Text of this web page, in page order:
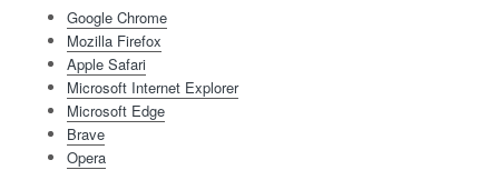
Google Chrome
Mozilla Firefox
Apple Safari
Microsoft Internet Explorer
Microsoft Edge
Brave
Opera